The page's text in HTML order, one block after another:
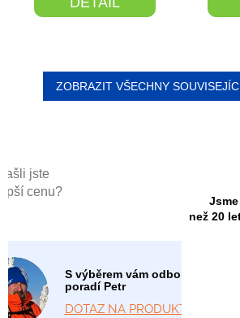
jste
cenu?
S výběrem vám odborně
poradí Petr
DOTAZ NA PRODUKT
než 20
ZOBRAZIT VŠECHNY